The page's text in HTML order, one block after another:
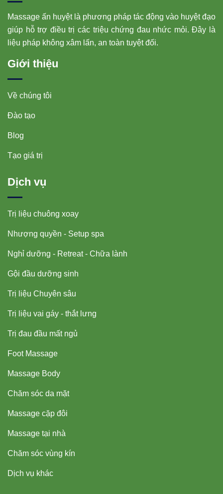
Massage ấn huyệt là phương pháp tác động vào huyệt đạo
giúp hỗ trợ điều trị các triệu chứng đau nhức mỏi. Đây là
liệu pháp không xâm lấn, an toàn tuyệt đối.
Giới thiệu
Về chúng tôi
Đào tạo
Blog
Tạo giá trị
Dịch vụ
Trị liệu chuông xoay
Nhượng quyền - Setup spa
Nghỉ dưỡng - Retreat - Chữa lành
Gội đầu dưỡng sinh
Trị liệu Chuyên sâu
Trị liệu vai gáy - thắt lưng
Trị đau đầu mất ngủ
Foot Massage
Massage Body
Chăm sóc da mặt
Massage cặp đôi
Massage tại nhà
Chăm sóc vùng kín
Dịch vụ khác